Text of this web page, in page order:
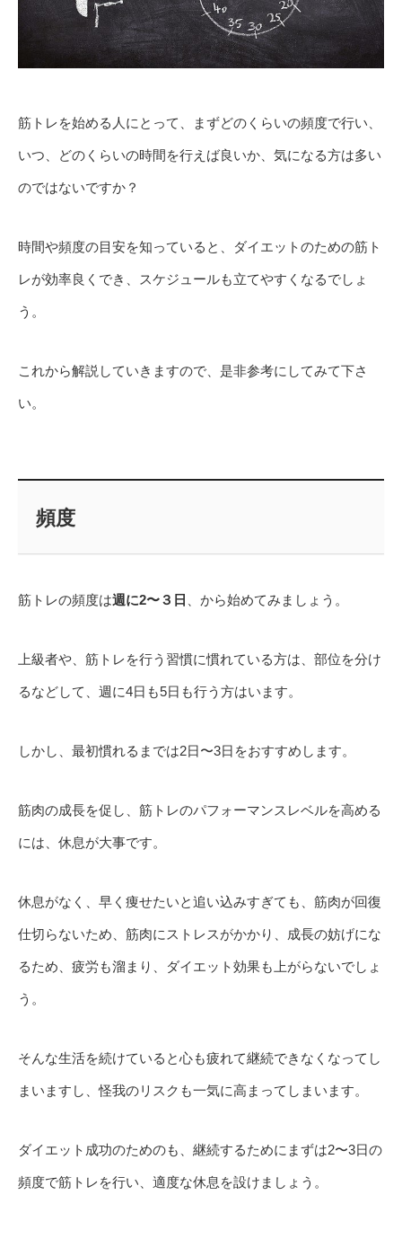
筋トレを始める人にとって、まずどのくらいの頻度で行い、
いつ、どのくらいの時間を行えば良いか、気になる方は多い
のではないですか？
時間や頻度の目安を知っていると、ダイエットのための筋ト
レが効率良くでき、スケジュールも立てやすくなるでしょ
う。
これから解説していきますので、是非参考にしてみて下さ
い。
頻度
筋トレの頻度は週に2〜３日 、から始めてみましょう。
上級者や、筋トレを行う習慣に慣れている方は、部位を分け
るなどして、週に4日も5日も行う方はいます。
しかし、最初慣れるまでは2日〜3日をおすすめします。
筋肉の成長を促し、筋トレのパフォーマンスレベルを高める
には、休息が大事です。
休息がなく、早く痩せたいと追い込みすぎても、筋肉が回復
仕切らないため、筋肉にストレスがかかり、成長の妨げにな
るため、疲労も溜まり、ダイエット効果も上がらないでしょ
う。
そんな生活を続けていると心も疲れて継続できなくなってし
まいますし、怪我のリスクも一気に高まってしまいます。
ダイエット成功のためのも、継続するためにまずは2〜3日の
頻度で筋トレを行い、適度な休息を設けましょう。